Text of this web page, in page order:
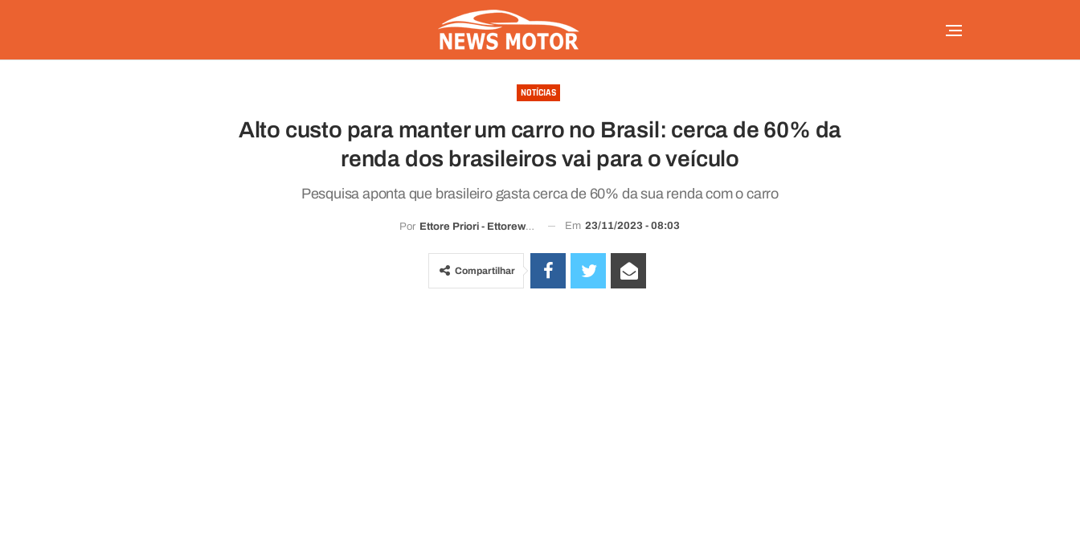
NOTÍCIAS
Alto custo para manter um carro no Brasil: cerca de 60% da
renda dos brasileiros vai para o veículo
Pesquisa aponta que brasileiro gasta cerca de 60% da sua renda com o carro
Por Ettore Priori - Ettorewriter@gmail.com Em 23/11/2023 - 08:03
Compartilhar